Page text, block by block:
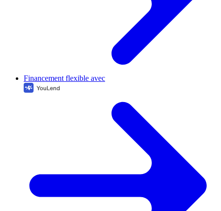
Financement flexible avec